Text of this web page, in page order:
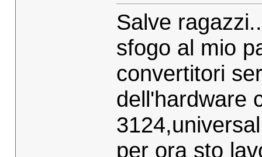
Salve
sfogo al mio
convertitori
dell'hardware
per ora sto